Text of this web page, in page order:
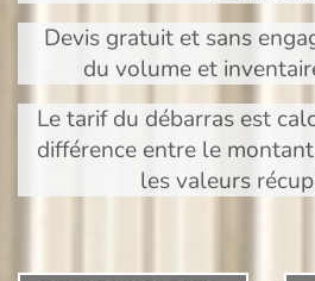
Devis gratuit et sans
du volume et
Le tarif du débarras est
différence entre le
les valeurs